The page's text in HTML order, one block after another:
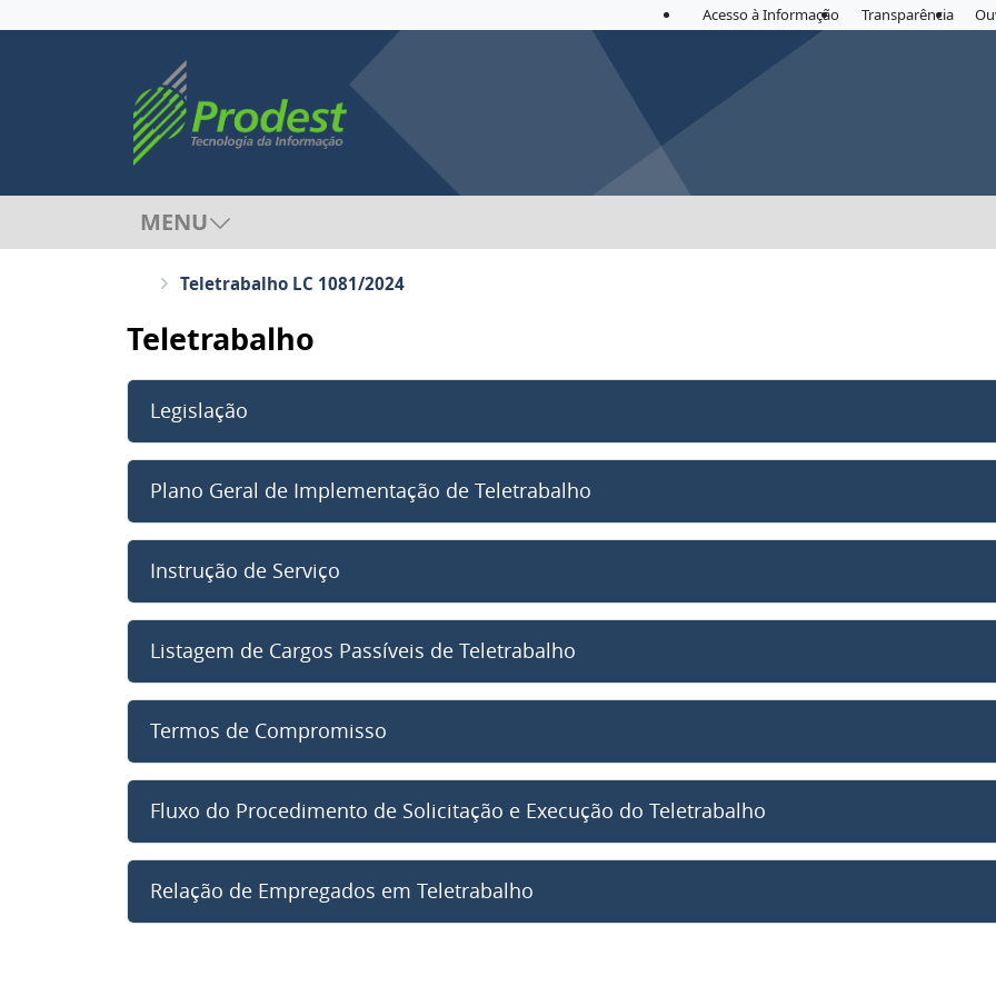
Acesso à Informação Transparência
MENU
Teletrabalho LC 1081/2024
Teletrabalho
Legislação
Plano Geral de Implementação de Teletrabalho
Instrução de Serviço
Listagem de Cargos Passíveis de Teletrabalho
Termos de Compromisso
Fluxo do Procedimento de Solicitação e Execução do Teletrabalho
Relação de Empregados em Teletrabalho